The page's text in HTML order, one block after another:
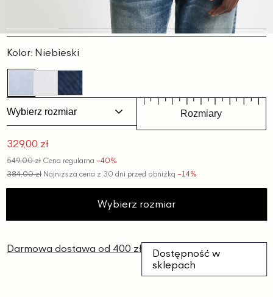
Slajd
Slajd
Slajd
Slajd
Kolor: Niebieski
Wybierz rozmiar Rozmiary
Cena
promocyjna
329,00 zł
549,00 zł Cena regularna −40%
384,00 złNajniższa cena z 30 dni przed obniżką−14%
Wybierz rozmiar
Darmowa dostawa od 400 zł
Dostępność w
sklepach